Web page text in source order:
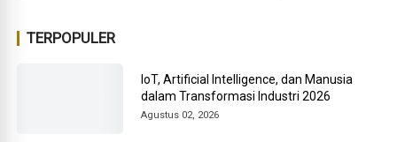
TERPOPULER
IoT, Artificial Intelligence, dan Manusia
dalam Transformasi Industri 2026
Agustus 02, 2026